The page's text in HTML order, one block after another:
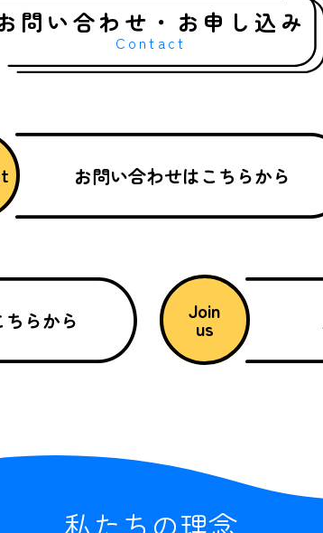
段はやらない動…
問い合わせ・お申し込み
Contact
お問い合わせはこちらから
らから Join
us